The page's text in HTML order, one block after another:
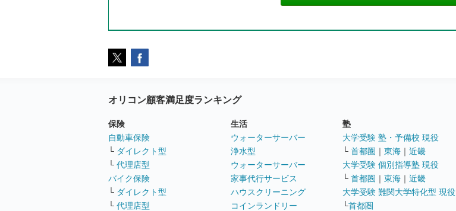
オリコン顧客満足度ランキング
保険
自動車保険
└ ダイレクト型
└ 代理店型
バイク保険
└ ダイレクト型
└ 代理店型
生活
ウォーターサーバー
浄水型
ウォーターサーバー
家事代行サービス
ハウスクリーニング
コインランドリー
塾
大学受験 塾・予備校 現役
└ 首都圏 ｜ 東海 ｜ 近畿
大学受験 個別指導塾 現役
└ 首都圏 ｜ 東海 ｜ 近畿
大学受験 難関大学特化型 現役
└首都圏